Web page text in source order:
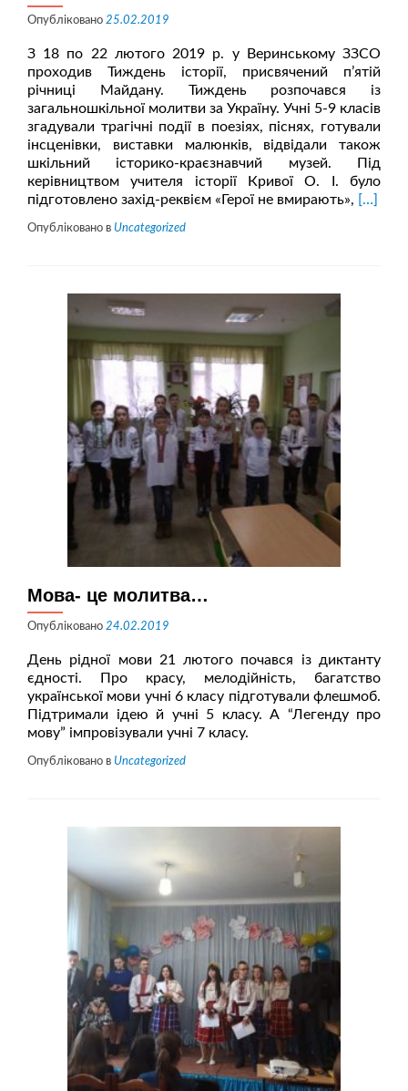
Опубліковано 25.02.2019
З 18 по 22 лютого 2019 р. у Веринському ЗЗСО
проходив Тиждень історії, присвячений п’ятій
річниці Майдану. Тиждень розпочався із
загальношкільної молитви за Україну. Учні 5-9 класів
згадували трагічні події в поезіях, піснях, готували
інсценівки, виставки малюнків, відвідали також
шкільний історико-краєзнавчий музей. Під
керівництвом учителя історії Кривої О. І. було
підготовлено захід-реквієм «Герої не вмирають», Читати
[…]
Опубліковано в Uncategorized
Мова- це молитва…
Опубліковано 24.02.2019
День рідної мови 21 лютого почався із диктанту
єдності. Про красу, мелодійність, багатство
української мови учні 6 класу підготували флешмоб.
Підтримали ідею й учні 5 класу. А “Легенду про
мову” імпровізували учні 7 класу.
Опубліковано в Uncategorized